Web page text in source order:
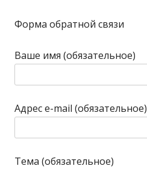
Форма обратной связи
Ваше имя (обязательное)
Адрес e-mail (обязательное)
Тема (обязательное)